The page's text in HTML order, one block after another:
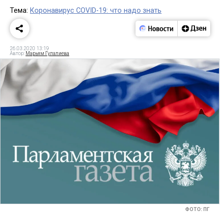
Тема: Коронавирус COVID-19: что надо знать
26.03.2020 13:19
Автор: Марьям Гулалиева
ФОТО: ПГ